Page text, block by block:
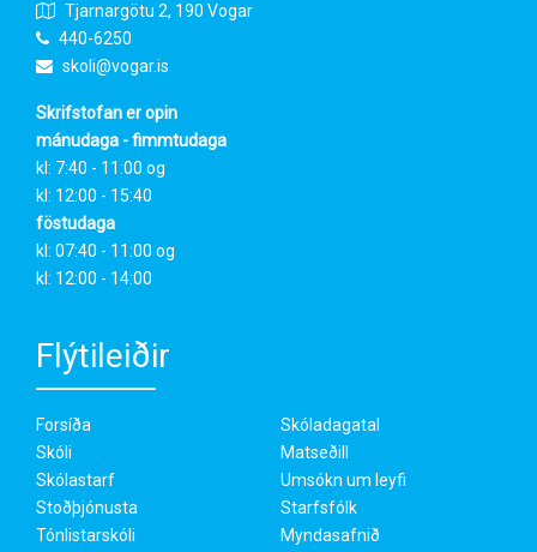
Tjarnargötu 2, 190 Vogar
440-6250
skoli@vogar.is
Skrifstofan er opin
mánudaga - fimmtudaga
kl: 7:40 - 11:00 og
kl: 12:00 - 15:40
föstudaga
kl: 07:40 - 11:00 og
kl: 12:00 - 14:00
Flýtileiðir
Forsíða
Skóli
Skólastarf
Stoðþjónusta
Tónlistarskóli
Skóladagatal
Matseðill
Umsókn um leyfi
Starfsfólk
Myndasafnið